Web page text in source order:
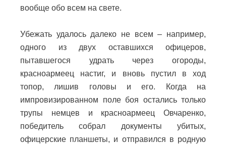
вообще обо всем на свете.
Убежать удалось далеко не всем – например,
одного из двух оставшихся офицеров,
пытавшегося удрать через огороды,
красноармеец настиг, и вновь пустил в ход
топор, лишив головы и его.
Когда на
импровизированном поле боя остались только
трупы немцев и красноармеец Овчаренко,
победитель собрал документы убитых,
офицерские планшеты, и отправился в родную